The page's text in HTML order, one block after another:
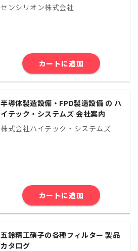
センシリオン株式会社
カートに追加
半導体製造設備・FPD製造設備 の ハ
イテック・システムズ 会社案内
株式会社ハイテック・システムズ
カートに追加
五鈴精工硝子の各種フィルター 製品
カタログ